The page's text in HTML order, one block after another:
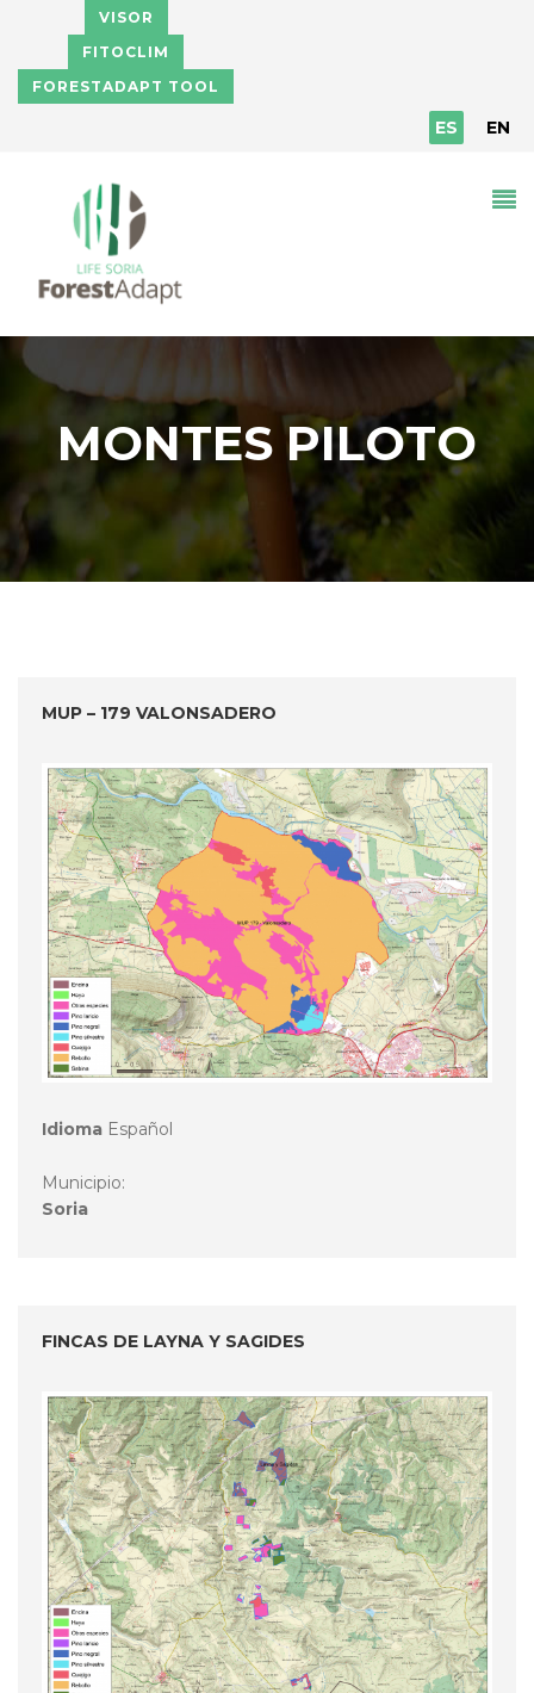
Pasar al contenido principal
VISOR
FITOCLIM
FORESTADAPT TOOL
ES EN
MONTES PILOTO
MUP – 179 VALONSADERO
Idioma Español
Municipio:
Soria
FINCAS DE LAYNA Y SAGIDES